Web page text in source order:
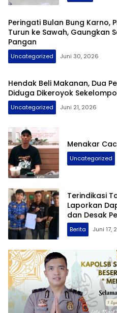
Peringati Bulan Bung Karno,
Turun ke Sawah, Gaungkan
Pangan
Uncategorized Juni 30, 2026
Hendak Beli Makanan, Dua
Diduga Dikeroyok
Uncategorized Juni 21, 2026
Menakar
Uncategorized
Terindikasi
Laporkan
dan Desak
Berita Juni 17,